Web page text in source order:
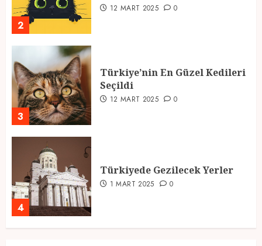
2
12 MART 2025 0
3
Türkiye’nin En Güzel Kedileri
Seçildi
12 MART 2025 0
4
Türkiyede Gezilecek Yerler
1 MART 2025 0